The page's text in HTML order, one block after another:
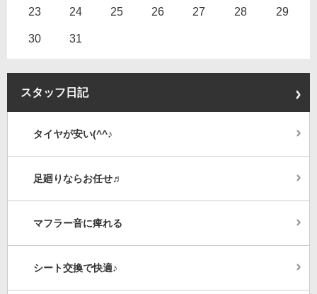
23 24 25 26 27 28 29
30 31
スタッフ日記
タイヤが安い(^^♪
足廻りならお任せ♬
マフラー音に痺れる
シート交換で快適♪